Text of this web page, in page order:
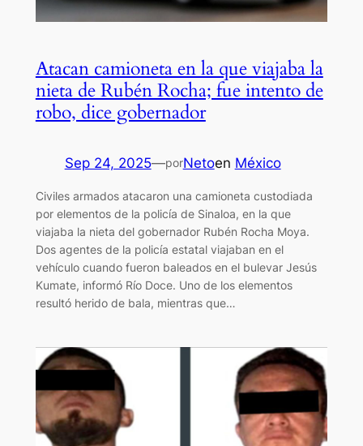
Atacan camioneta en la que viajaba la
nieta de Rubén Rocha; fue intento de
robo, dice gobernador
Sep 24, 2025—porNetoen México
Civiles armados atacaron una camioneta custodiada
por elementos de la policía de Sinaloa, en la que
viajaba la nieta del gobernador Rubén Rocha Moya.
Dos agentes de la policía estatal viajaban en el
vehículo cuando fueron baleados en el bulevar Jesús
Kumate, informó Río Doce. Uno de los elementos
resultó herido de bala, mientras que…